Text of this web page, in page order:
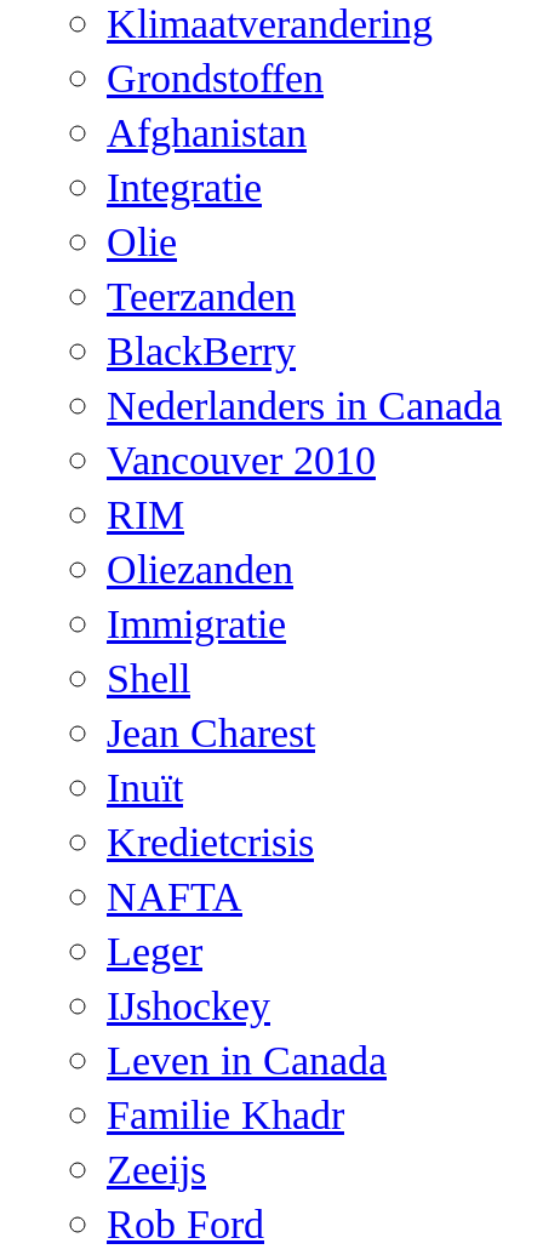
Klimaatverandering
Grondstoffen
Afghanistan
Integratie
Olie
Teerzanden
BlackBerry
Nederlanders in Canada
Vancouver 2010
RIM
Oliezanden
Immigratie
Shell
Jean Charest
Inuït
Kredietcrisis
NAFTA
Leger
IJshockey
Leven in Canada
Familie Khadr
Zeeijs
Rob Ford